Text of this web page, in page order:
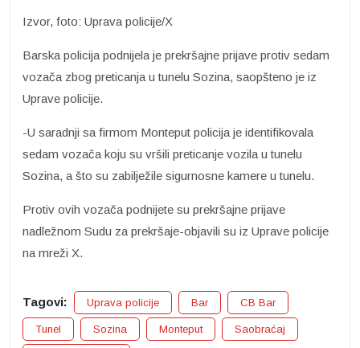
Izvor, foto: Uprava policije/X
Barska policija podnijela je prekršajne prijave protiv sedam
vozača zbog preticanja u tunelu Sozina, saopšteno je iz
Uprave policije.
-U saradnji sa firmom Monteput policija je identifikovala
sedam vozača koju su vršili preticanje vozila u tunelu
Sozina, a što su zabilježile sigurnosne kamere u tunelu.
Protiv ovih vozača podnijete su prekršajne prijave
nadležnom Sudu za prekršaje-objavili su iz Uprave policije
na mreži X.
Tagovi: Uprava policije Bar CB Bar
Tunel Sozina Monteput Saobraćaj